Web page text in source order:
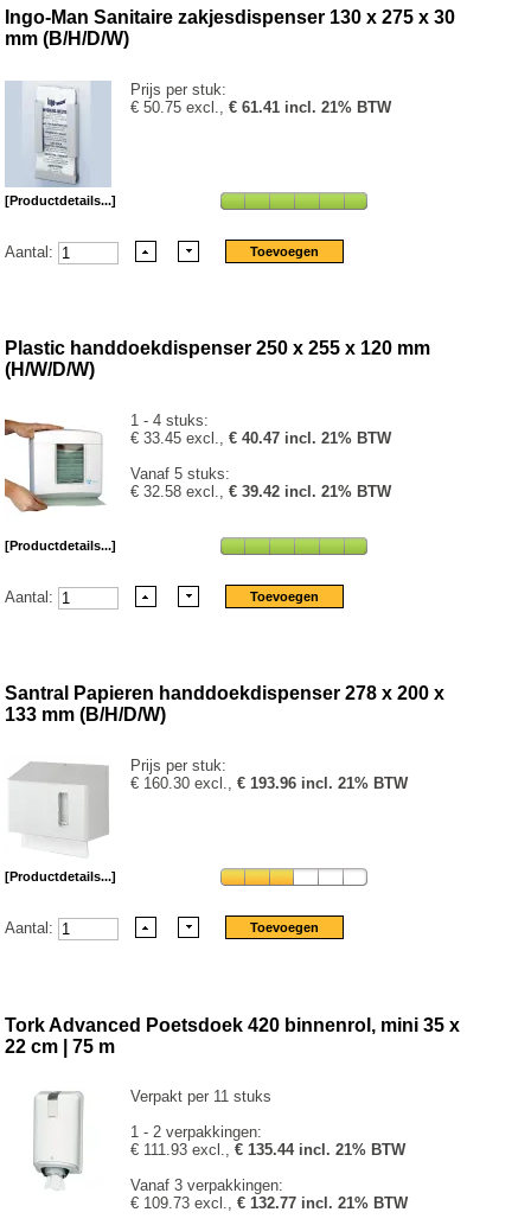
Ingo-Man Sanitaire zakjesdispenser 130 x 275 x 30
mm (B/H/D/W)
Prijs per stuk:
€ 50.75 excl.,€ 61.41 incl. 21% BTW
[Productdetails...]
Aantal:
Plastic handdoekdispenser 250 x 255 x 120 mm
(H/W/D/W)
1 - 4 stuks:
€ 33.45 excl.,€ 40.47 incl. 21% BTW
Vanaf 5 stuks:
€ 32.58 excl.,€ 39.42 incl. 21% BTW
[Productdetails...]
Aantal:
Santral Papieren handdoekdispenser 278 x 200 x
133 mm (B/H/D/W)
Prijs per stuk:
€ 160.30 excl.,€ 193.96 incl. 21% BTW
[Productdetails...]
Aantal:
Tork Advanced Poetsdoek 420 binnenrol, mini 35 x
22 cm | 75 m
Verpakt per 11 stuks
1 - 2 verpakkingen:
€ 111.93 excl.,€ 135.44 incl. 21% BTW
Vanaf 3 verpakkingen:
€ 109.73 excl.,€ 132.77 incl. 21% BTW